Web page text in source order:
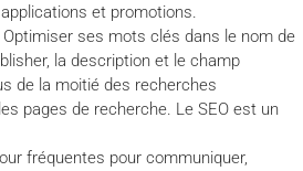
et promotions.
Optimiser ses mots clés dans le nom de
la description et le champ
de la moitié des recherches
pages de recherche. Le SEO est un
fréquentes pour communiquer,